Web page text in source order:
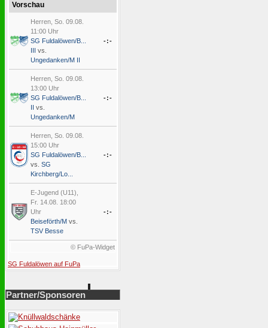
Vorschau
Herren, So. 09.08.
11:00 Uhr
SG Fuldalöwen/B...
vs.
Ungedanken/M II
-:-
Herren, So. 09.08.
13:00 Uhr
SG Fuldalöwen/B...
vs.
Ungedanken/M
-:-
Herren, So. 09.08.
15:00 Uhr
SG Fuldalöwen/B...
vs. SG
Kirchberg/Lo...
-:-
E-Jugend (U11),
Fr. 14.08. 18:00
Uhr
Beiseförth/M vs.
TSV Besse
-:-
© FuPa-Widget
SG Fuldalöwen auf FuPa
Partner/Sponsoren